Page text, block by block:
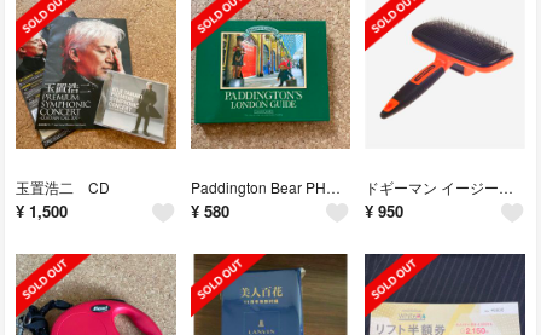
玉置浩二 CD
¥ 1,500
Paddington Bear PHOTO ALBAM
¥ 580
ドギーマン イージープロ 掃除簡単クッションスリッカーブラシ
¥ 950